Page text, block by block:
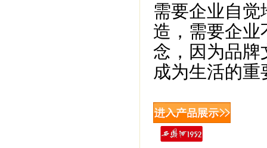
需要企业自
造，需要企
念，因为品牌
成为生活的重